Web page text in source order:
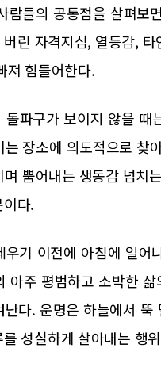
람들의 공통점을 살펴보
린 자격지심, 열등감,
져 힘들어한다.
파구가 보이지 않을
장소에 의도적으로 찾
뿜어내는 생동감 넘치
다.
기 이전에 아침에 일
아주 평범하고 소박한
다. 운명은 하늘에서
성실하게 살아내는 행